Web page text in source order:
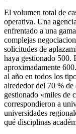
El volumen total de
operativa. Una
enfrentado a una
complejas
solicitudes de
haya gestionado 500.
aproximadamente
al año en todos los
alrededor del 70 %
gestionado «miles de
correspondieron a
universidades
qué disciplinas